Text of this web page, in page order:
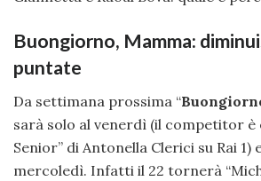
Buongiorno, Mamma:
puntate
Da settimana prossima “
sarà solo al venerdì (il competitor è
Senior” di Antonella Clerici su Rai 1)
mercoledì. Infatti il 22 tornerà